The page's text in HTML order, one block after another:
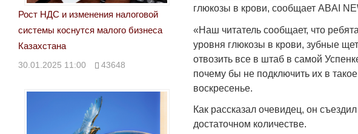
глюкозы в крови, сообщает ABAI
«Наш читатель сообщает, что
уровня глюкозы в крови, зубные
отвозить все в штаб в самой
почему бы не подключить их в
воскресенье.
Как рассказал очевидец, он
достаточном количестве.
Рост НДС и изменения налоговой
системы коснутся малого бизнеса
Казахстана
30.01.2025 11:00 43648